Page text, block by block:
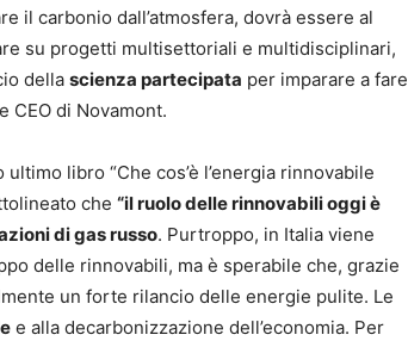
il carbonio dall’atmosfera, dovrà essere al
su progetti multisettoriali e multidisciplinari,
della scienza partecipata per imparare a fare
CEO di Novamont.
libro “Che cos’è l’energia rinnovabile
che “il ruolo delle rinnovabili oggi è
di gas russo. Purtroppo, in Italia viene
delle rinnovabili, ma è sperabile che, grazie
un forte rilancio delle energie pulite. Le
e alla decarbonizzazione dell’economia. Per